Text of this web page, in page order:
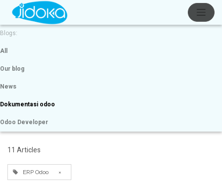
Blogs:
All
Our blog
News
Dokumentasi odoo
Odoo Developer
11 Articles
ERP Odoo ×